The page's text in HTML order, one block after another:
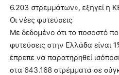
6.203 στρεμμάτων», εξηγεί η
Οι νέες φυτεύσεις
Με δεδομένο ότι το ποσοστό
φυτεύσεις στην Ελλάδα είναι
έπρεπε να παρατηρηθεί
στα 643.168 στρέμματα σε